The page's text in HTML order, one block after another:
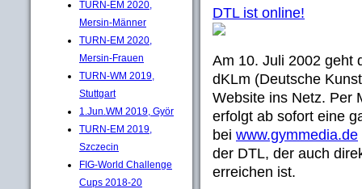
TURN-EM 2020,
Mersin-Männer
TURN-EM 2020,
Mersin-Frauen
TURN-WM 2019,
Stuttgart
1.Jun.WM 2019, Györ
TURN-EM 2019,
Szczecin
FIG-World Challenge
Cups 2018-20
DTL ist online!
Am 10. Juli 2002 geht
dKLm (Deutsche
Website ins Netz. Per
erfolgt ab sofort eine
bei www.gymmedia.de
der DTL, der auch
erreichen ist.